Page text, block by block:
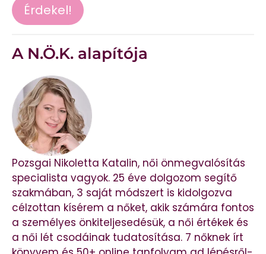
Érdekel!
A N.Ö.K. alapítója
Pozsgai Nikoletta Katalin, női önmegvalósítás
specialista vagyok. 25 éve dolgozom segítő
szakmában, 3 saját módszert is kidolgozva
célzottan kísérem a nőket, akik számára fontos
a személyes önkiteljesedésük, a női értékek és
a női lét csodáinak tudatosítása. 7 nőknek írt